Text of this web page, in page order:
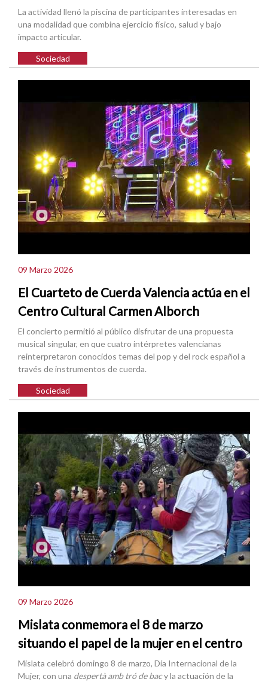
La actividad llenó la piscina de participantes interesadas en
una modalidad que combina ejercicio físico, salud y bajo
impacto articular.
Sociedad
09 Marzo 2026
El Cuarteto de Cuerda Valencia actúa en el
Centro Cultural Carmen Alborch
El concierto permitió al público disfrutar de una propuesta
musical singular, en que cuatro intérpretes valencianas
reinterpretaron conocidos temas del pop y del rock español a
través de instrumentos de cuerda.
Sociedad
09 Marzo 2026
Mislata conmemora el 8 de marzo
situando el papel de la mujer en el centro
Mislata celebró domingo 8 de marzo, Día Internacional de la
Mujer, con una despertà amb tró de bacy la actuación de la